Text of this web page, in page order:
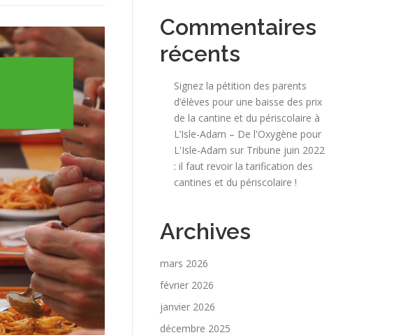
Commentaires
récents
Signez la pétition des parents
d’élèves pour une baisse des prix
de la cantine et du périscolaire à
L’Isle-Adam – De l'Oxygène pour
L'Isle-Adam sur Tribune juin 2022
: il faut revoir la tarification des
cantines et du périscolaire !
Archives
mars 2026
février 2026
janvier 2026
décembre 2025